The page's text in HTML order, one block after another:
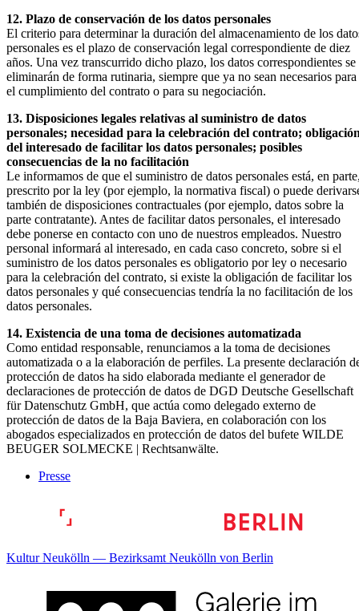
12. Plazo de conservación de los datos personales
El criterio para determinar la duración del almacenamiento de los
personales es el plazo de conservación legal correspondiente de diez
años. Una vez transcurrido dicho plazo, los datos correspondientes se
eliminarán de forma rutinaria, siempre que ya no sean necesarios para
el cumplimiento del contrato o para su negociación.
13. Disposiciones legales relativas al suministro de datos
personales; necesidad para la celebración del contrato;
del interesado de facilitar los datos personales; posibles
consecuencias de la no facilitación
Le informamos de que el suministro de datos personales está, en
prescrito por la ley (por ejemplo, la normativa fiscal) o puede
también de disposiciones contractuales (por ejemplo, datos sobre la
parte contratante). Antes de facilitar datos personales, el interesado
debe ponerse en contacto con uno de nuestros empleados. Nuestro
personal informará al interesado, en cada caso concreto, sobre si el
suministro de los datos personales es obligatorio por ley o necesario
para la celebración del contrato, si existe la obligación de facilitar los
datos personales y qué consecuencias tendría la no facilitación de los
datos personales.
14. Existencia de una toma de decisiones automatizada
Como entidad responsable, renunciamos a la toma de decisiones
automatizada o a la elaboración de perfiles. La presente declaración
protección de datos ha sido elaborada mediante el generador de
declaraciones de protección de datos de DGD Deutsche Gesellschaft
für Datenschutz GmbH, que actúa como delegado externo de
protección de datos de la Baja Baviera, en colaboración con los
abogados especializados en protección de datos del bufete WILDE
BEUGER SOLMECKE | Rechtsanwälte.
Presse
Kultur Neukölln — Bezirksamt Neukölln von Berlin